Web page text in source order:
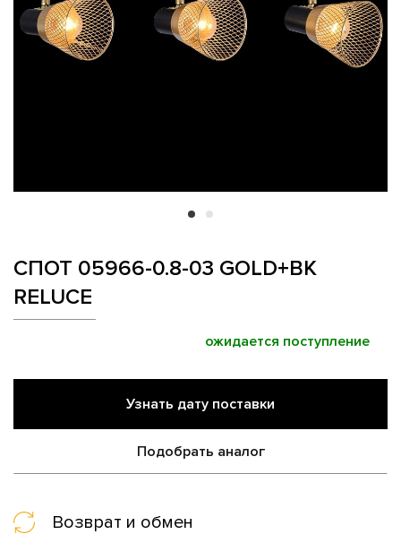
СПОТ 05966-0.8-03 GOLD+BK
RELUCE
ожидается поступление
Узнать дату поставки
Подобрать аналог
Возврат и обмен